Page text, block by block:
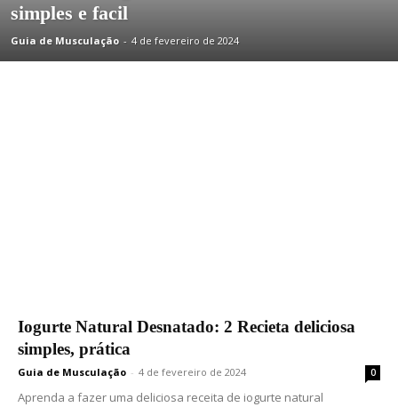
simples e facil
Guia de Musculação - 4 de fevereiro de 2024
Iogurte Natural Desnatado: 2 Recieta deliciosa
simples, prática
Guia de Musculação - 4 de fevereiro de 2024 0
Aprenda a fazer uma deliciosa receita de iogurte natural